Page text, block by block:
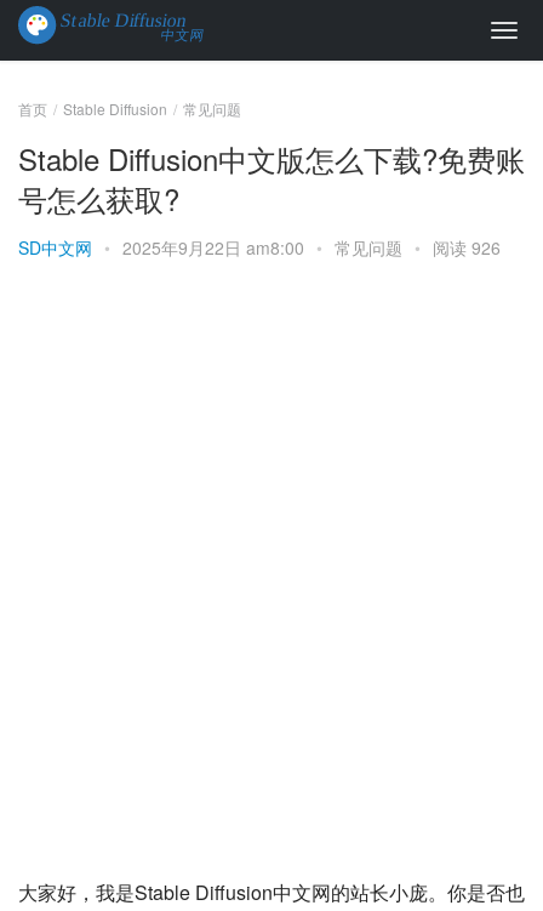
首页 Stable Diffusion 常见问题
Stable Diffusion中文版怎么下载?免费账
号怎么获取?
SD中文网 • 2025年9月22日 am8:00 • 常见问题 • 阅读 926
大家好，我是Stable Diffusion中文网的站长小庞。你是否也